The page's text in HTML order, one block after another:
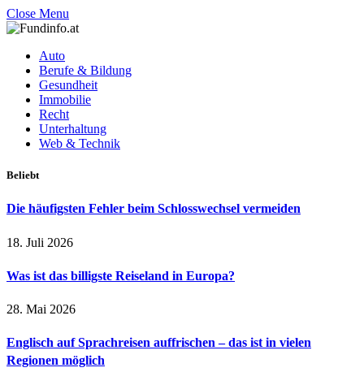
Close Menu
Auto
Berufe & Bildung
Gesundheit
Immobilie
Recht
Unterhaltung
Web & Technik
Beliebt
Die häufigsten Fehler beim Schlosswechsel vermeiden
18. Juli 2026
Was ist das billigste Reiseland in Europa?
28. Mai 2026
Englisch auf Sprachreisen auffrischen – das ist in vielen
Regionen möglich